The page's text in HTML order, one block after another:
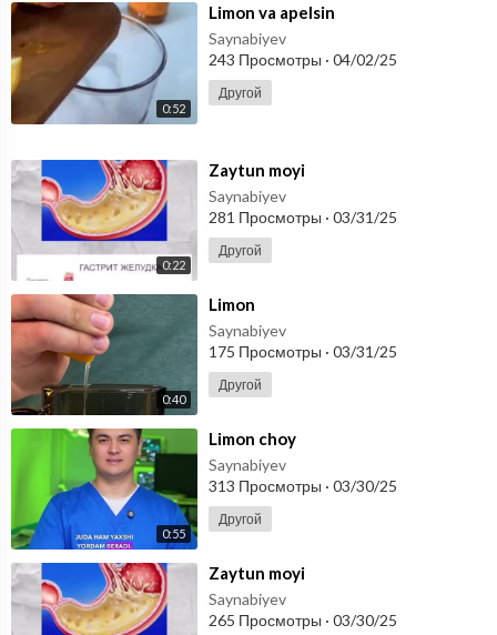
0:52
⁣Limon va apelsin
Saynabiyev
243 Просмотры · 04/02/25
Другой
0:22
⁣Zaytun moyi
Saynabiyev
281 Просмотры · 03/31/25
Другой
0:40
⁣Limon
Saynabiyev
175 Просмотры · 03/31/25
Другой
0:55
⁣Limon choy
Saynabiyev
313 Просмотры · 03/30/25
Другой
⁣Zaytun moyi
Saynabiyev
265 Просмотры · 03/30/25